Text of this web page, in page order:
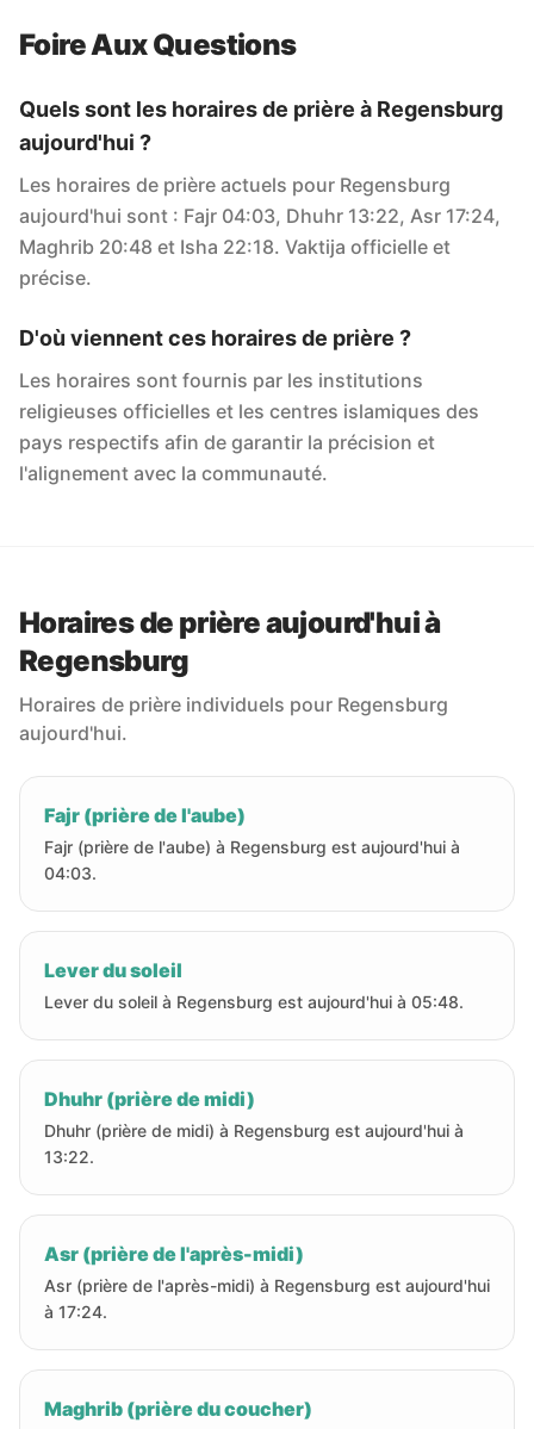
Foire Aux Questions
Quels sont les horaires de prière à Regensburg
aujourd'hui ?
Les horaires de prière actuels pour Regensburg
aujourd'hui sont : Fajr 04:03, Dhuhr 13:22, Asr 17:24,
Maghrib 20:48 et Isha 22:18. Vaktija officielle et
précise.
D'où viennent ces horaires de prière ?
Les horaires sont fournis par les institutions
religieuses officielles et les centres islamiques des
pays respectifs afin de garantir la précision et
l'alignement avec la communauté.
Horaires de prière aujourd'hui à
Regensburg
Horaires de prière individuels pour Regensburg
aujourd'hui.
Fajr (prière de l'aube)
Fajr (prière de l'aube) à Regensburg est aujourd'hui à
04:03.
Lever du soleil
Lever du soleil à Regensburg est aujourd'hui à 05:48.
Dhuhr (prière de midi)
Dhuhr (prière de midi) à Regensburg est aujourd'hui à
13:22.
Asr (prière de l'après-midi)
Asr (prière de l'après-midi) à Regensburg est aujourd'hui
à 17:24.
Maghrib (prière du coucher)